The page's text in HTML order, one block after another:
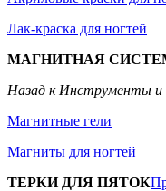
Лак-краска для ногтей
МАГНИТНАЯ
Назад к Инструменты и
Магнитные гели
Магниты для ногтей
ТЕРКИ ДЛЯ ПЯТОК